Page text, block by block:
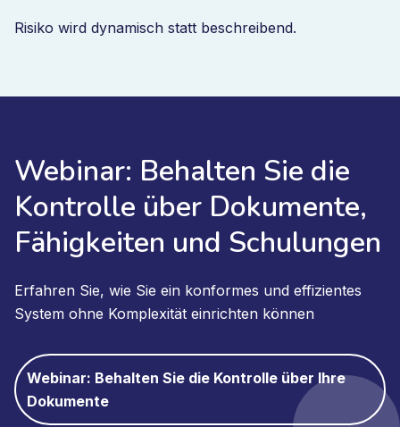
Risiko wird dynamisch statt beschreibend.
Webinar: Behalten Sie die
Kontrolle über Dokumente,
Fähigkeiten und Schulungen
Erfahren Sie, wie Sie ein konformes und effizientes
System ohne Komplexität einrichten können
Webinar: Behalten Sie die Kontrolle über Ihre
Dokumente